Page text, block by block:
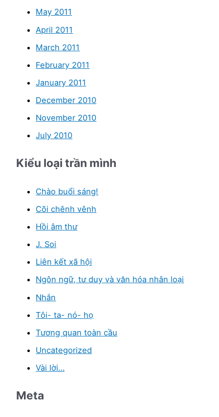
May 2011
April 2011
March 2011
February 2011
January 2011
December 2010
November 2010
July 2010
Kiểu loại trần mình
Chào buổi sáng!
Cõi chênh vênh
Hồi âm thư
J. Soi
Liên kết xã hội
Ngôn ngữ, tư duy và văn hóa nhân loại
Nhắn
Tôi- ta- nó- họ
Tương quan toàn cầu
Uncategorized
Vài lời…
Meta